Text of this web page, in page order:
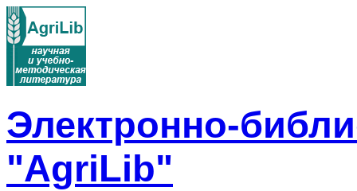
Электронно-
"AgriLib"